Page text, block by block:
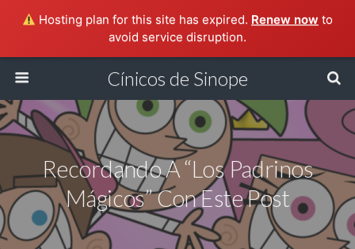
Hosting plan for this site has expired. Renew now to
avoid service disruption.
Cínicos de Sinope
Recordando A “Los Padrinos
Mágicos” Con Este Post